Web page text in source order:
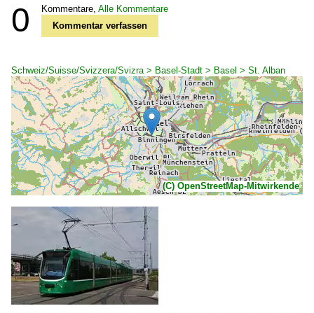
0 Kommentare, Alle Kommentare
Kommentar verfassen
Schweiz/Suisse/Svizzera/Svizra > Basel-Stadt > Basel > St. Alban
(C) OpenStreetMap-Mitwirkende